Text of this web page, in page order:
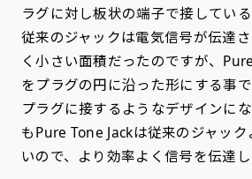
ラグに対し板状の端子で接してい
従来のジャックは電気信号が伝達
く小さい面積だったのですが、
をプラグの円に沿った形にする事
プラグに接するようなデザインに
もPure Tone Jackは従来のジャッ
いので、より効率よく信号を伝達し